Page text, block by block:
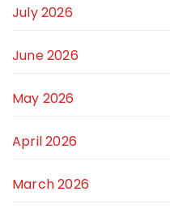
July 2026
June 2026
May 2026
April 2026
March 2026